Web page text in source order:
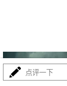
点评一下